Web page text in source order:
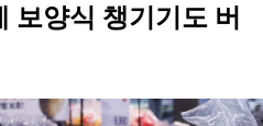
보양식 챙기기도 버